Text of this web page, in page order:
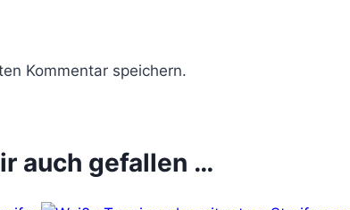
Kommentar speichern.
auch gefallen …